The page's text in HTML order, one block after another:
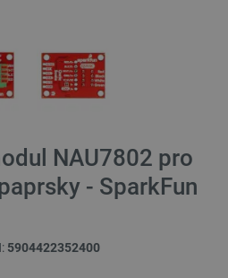
NAU7802 pro
- SparkFun
5904422352400